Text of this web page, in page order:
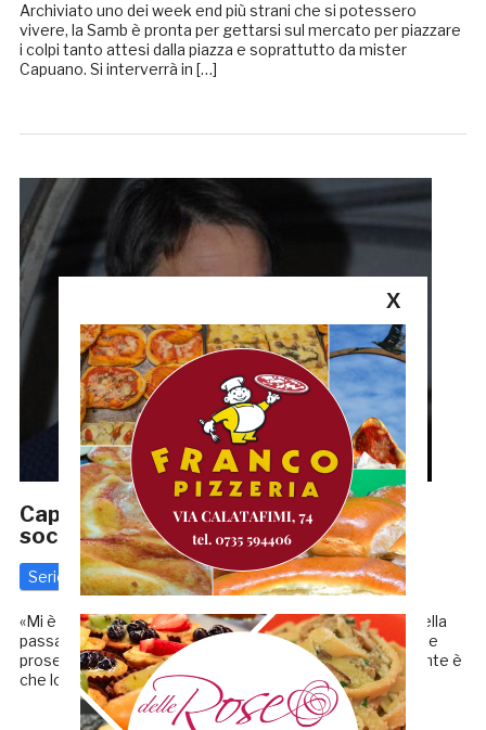
Archiviato uno dei week end più strani che si potessero
vivere, la Samb è pronta per gettarsi sul mercato per piazzare
i colpi tanto attesi dalla piazza e soprattutto da mister
Capuano. Si interverrà in […]
Capuano: «Mi adeguo alla linea della
società. L’importante era dirlo»
Serie C 15 Gennaio 2018 diRedazione GRB
«Mi è stato detto di migliorare la posizione in classifica della
passata stagione, di valorizzare i giovani e la società vuole
proseguire nella politica del fair play finanziario. L’importante è
che lo dicessero anche a […]
X